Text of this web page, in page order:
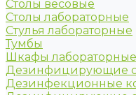
Столы весовые
Столы лабораторные
Стулья лабораторные
Тумбы
Шкафы лабораторные
Дезинфицирующие
Дезинфекционные